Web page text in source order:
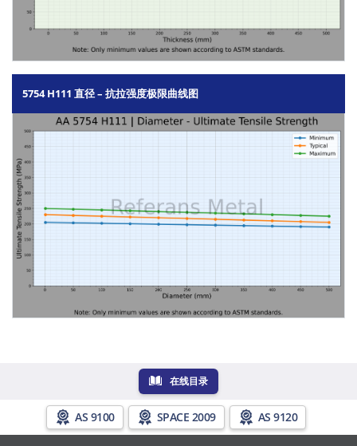
5754 H111 直径 – 抗拉强度极限曲线图
在线目录
AS 9100 SPACE 2009 AS 9120